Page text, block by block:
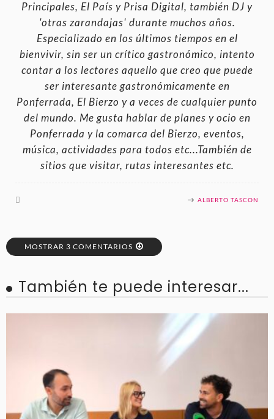
Principales, El País y Prisa Digital, también DJ y
'otras zarandajas' durante muchos años.
Especializado en los últimos tiempos en el
bienvivir, sin ser un crítico gastronómico, intento
contar a los lectores aquello que creo que puede
ser interesante gastronómicamente en
Ponferrada, El Bierzo y a veces de cualquier punto
del mundo. Me gusta hablar de planes y ocio en
Ponferrada y la comarca del Bierzo, eventos,
música, actividades para todos etc...También de
sitios que visitar, rutas interesantes etc.
ALBERTO TASCON
MOSTRAR 3 COMENTARIOS
También te puede interesar...